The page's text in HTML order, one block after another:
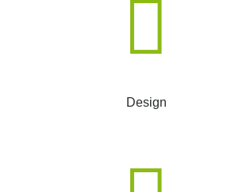
Design